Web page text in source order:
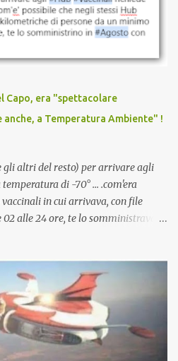
Non avevamo mai visto
non l’hanno fatto. Se non sei stato
cercato di farti sentire una
mai visto un vaccino che minacci le
mezzi di sussistenza, il lavoro o la
un vaccino che permettesse a un
dei genitori. Dopo tutti i vaccini
Capo, era "spettacolare
anche, a Temperatura Ambiente" !
gli altri del resto) per arrivare agli
di -70° ... .com'era
in cui arrivava, con file
alle 24 ore, te lo somministravano
era "spettacolare Ghiacciato, ma
Ambiente"! Riproponiamo